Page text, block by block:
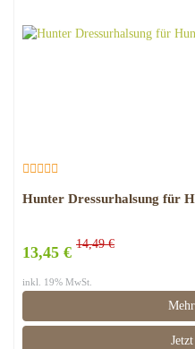
Hunter Dressurhalsung für
13,45 € 14,49 €
inkl. 19% MwSt.